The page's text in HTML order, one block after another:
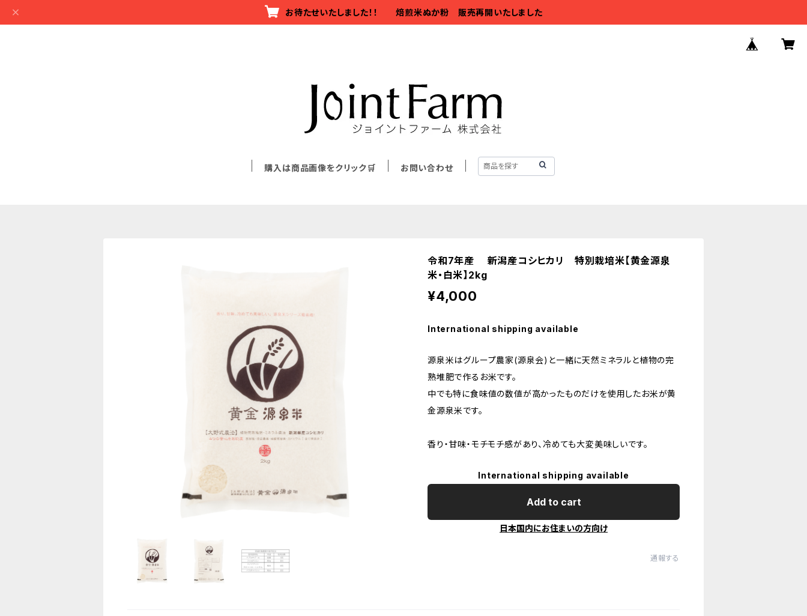
お待たせいたしました！！ 焙煎米ぬか粉 販売再開いたしました
購入は商品画像をクリック🛒 お問い合わせ
令和7年産 新潟産コシヒカリ 特別栽培米【黄金源泉
米・白米】2kg
¥4,000
International shipping available
源泉米はグループ農家(源泉会)と一緒に天然ミネラルと植物の完
熟堆肥で作るお米です。
中でも特に食味値の数値が高かったものだけを使用したお米が黄
金源泉米です。
香り・甘味・モチモチ感があり、冷めても大変美味しいです。
International shipping available
Add to cart
日本国内にお住まいの方向け
通報する